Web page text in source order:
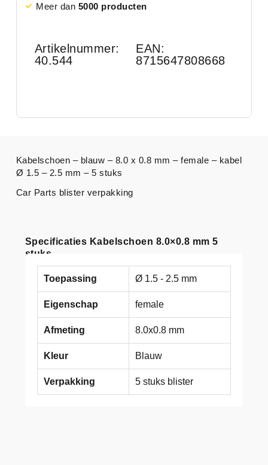
Meer dan 5000 producten
Artikelnummer:
40.544
EAN:
8715647808668
Specificaties Kabelschoen 8.0×0.8 mm 5
stuks
Toepassing Ø 1.5 - 2.5 mm
Eigenschap female
Afmeting 8.0x0.8 mm
Kleur Blauw
Verpakking 5 stuks blister
Kabelschoen – blauw – 8.0 x 0.8 mm – female – kabel
Ø 1.5 – 2.5 mm – 5 stuks
Car Parts blister verpakking